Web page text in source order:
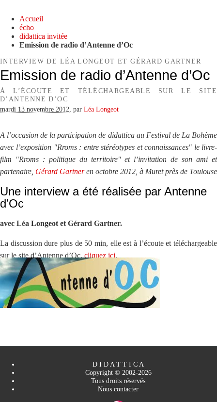
Accueil
écho
didattica invitée
Emission de radio d’Antenne d’Oc
INTERVIEW DE LÉA LONGEOT ET GÉRARD GARTNER
Emission de radio d’Antenne d’Oc
À L’ÉCOUTE ET TÉLÉCHARGEABLE SUR LE SITE
D’ANTENNE D’OC
mardi 13 novembre 2012, par Léa Longeot
A l’occasion de la participation de didattica au Festival de La Bohème
avec l’exposition "Rroms : entre stéréotypes et connaissances" le livre-
film "Rroms : politique du territoire" et l’invitation de son ami et
partenaire, Gérard Gartneren octobre 2012, à Muret près de Toulouse
Une interview a été réalisée par Antenne
d’Oc
avec Léa Longeot et Gérard Gartner.
La discussion dure plus de 50 min, elle est à l’écoute et téléchargeable
sur le site d’Antenne d’Oc,cliquez ici.
D I D A T T I C A
Copyright © 2002-2026
Tous droits réservés
Nous contacter